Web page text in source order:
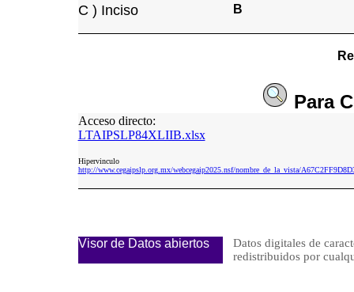
C ) Inciso B
Para
Acceso directo:
LTAIPSLP84XLIIB.xlsx
Hipervinculo
http://www.cegaipslp.org.mx/webcegaip2025.nsf/nombre_de_la_vista/
Visor de Datos abiertos
Datos digitales de
redistribuidos por